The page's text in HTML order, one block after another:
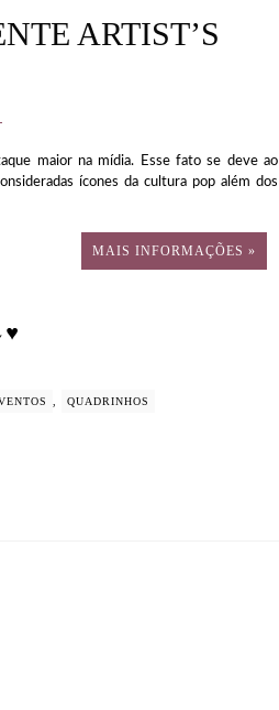
ARTIST’S
maior na mídia. Esse fato se deve ao
ícones da cultura pop além dos
MAIS INFORMAÇÕES »
, QUADRINHOS